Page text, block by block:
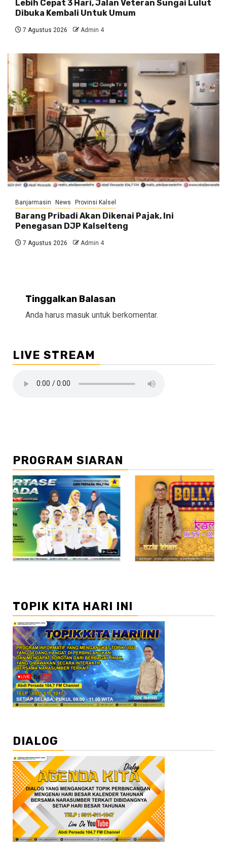
Lebih Cepat 3 Hari, Jalan Veteran Sungai Lulut
Dibuka Kembali Untuk Umum
7 Agustus 2026 Admin 4
Banjarmasin News Provinsi Kalsel
Barang Pribadi Akan Dikenai Pajak, Ini
Penegasan DJP Kalselteng
7 Agustus 2026 Admin 4
Tinggalkan Balasan
Anda harus masuk untuk berkomentar.
LIVE STREAM
PROGRAM SIARAN
//2
TOPIK KITA HARI INI
DIALOG